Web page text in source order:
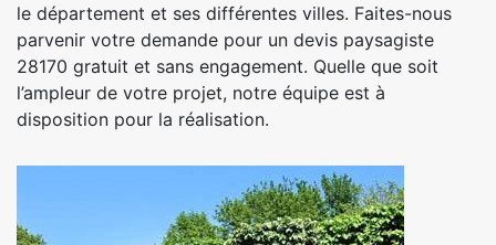
le département et ses différentes villes. Faites-nous
parvenir votre demande pour un devis paysagiste
28170 gratuit et sans engagement. Quelle que soit
l’ampleur de votre projet, notre équipe est à
disposition pour la réalisation.